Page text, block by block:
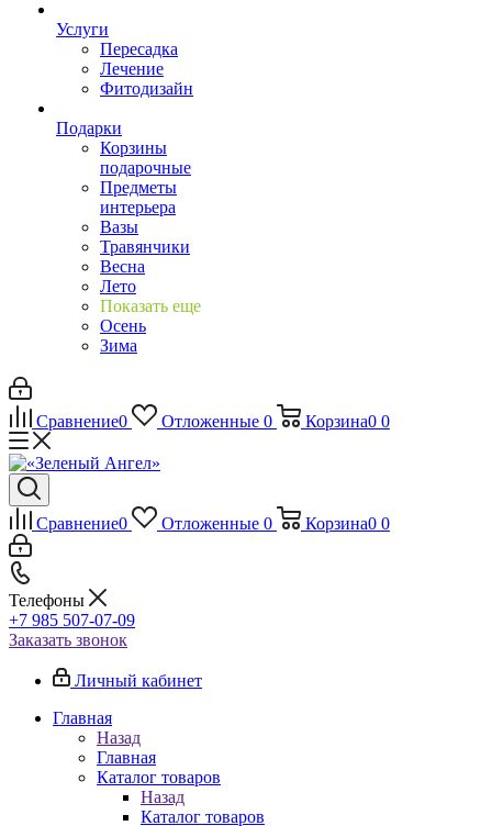
Услуги
Пересадка
Лечение
Фитодизайн
Подарки
Корзины
подарочные
Предметы
интерьера
Вазы
Травянчики
Весна
Лето
Показать еще
Осень
Зима
Сравнение0 Отложенные 0 Корзина0 0
Сравнение0 Отложенные 0 Корзина0 0
Телефоны
+7 985 507-07-09
Заказать звонок
Личный кабинет
Главная
Назад
Главная
Каталог товаров
Назад
Каталог товаров